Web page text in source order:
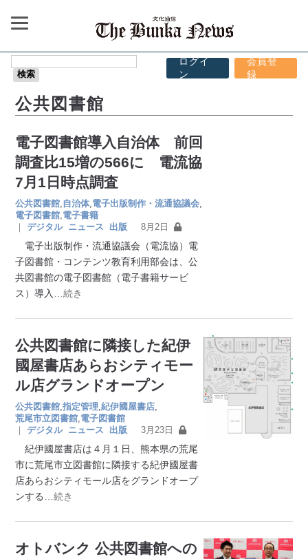
ログイ
ン
会員登
録
公共図書館
電子図書館導入自治体 前回
調査比15増の566に 電流協
7月1日時点調査
公共図書館 自治体 電子出版制作・流通協議会
電子図書館 電子書籍
｜
デジタル ニュース 出版 8月2日
電子出版制作・流通協議会（電流協）電
子図書館・コンテンツ教育利用部会は、公
共図書館の電子図書館（電子書籍サービ
ス）導入
…続き
公共図書館に隣接した紀伊
國屋書店あらおシティモー
ル店グランドオープン
公共図書館 ,指定管理 ,紀伊國屋書店
荒尾市立図書館 電子図書館
｜
デジタル ニュース 出版 3月23日
紀伊國屋書店は４月１日、熊本県の荒尾
市に荒尾市立図書館に隣接する紀伊國屋書
店あらおシティモール店をグランドオープ
ンする
…続き
オトバンク 公共図書館への